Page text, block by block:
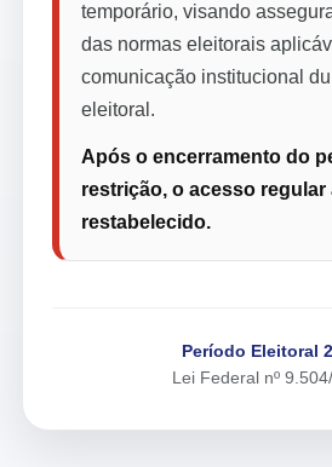
temporário, visando
das normas eleitorais
comunicação institucional
eleitoral.
Após o encerramento do
restrição, o acesso regular
restabelecido.
Período Eleitoral
Lei Federal nº